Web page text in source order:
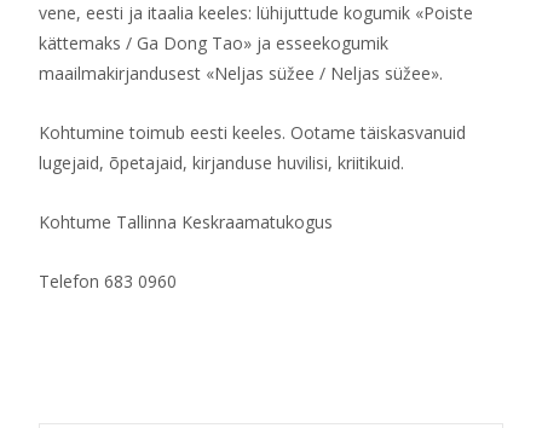
vene, eesti ja itaalia keeles: lühijuttude kogumik «Poiste
kättemaks / Ga Dong Tao» ja esseekogumik
maailmakirjandusest «Neljas süžee / Neljas süžee».
Kohtumine toimub eesti keeles. Ootame täiskasvanuid
lugejaid, õpetajaid, kirjanduse huvilisi, kriitikuid.
Kohtume Tallinna Keskraamatukogus
Telefon 683 0960